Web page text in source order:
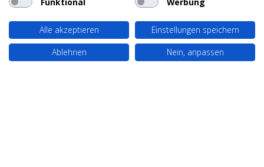
Alle akzeptieren
Einstellungen speichern
Ablehnen
Nein, anpassen